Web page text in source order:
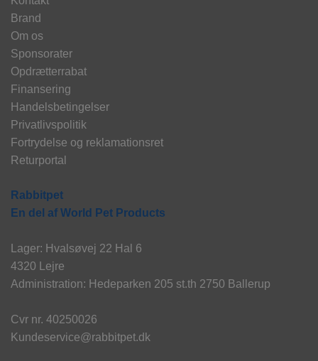
Brand
Om os
Sponsorater
Opdrætterrabat
Finansering
Handelsbetingelser
Privatlivspolitik
Fortrydelse og reklamationsret
Returportal
Rabbitpet
En del af World Pet Products
Lager: Hvalsøvej 22 Hal 6
4320 Lejre
Administration: Hedeparken 205 st.th 2750 Ballerup
Cvr nr. 40250026
Kundeservice@rabbitpet.dk